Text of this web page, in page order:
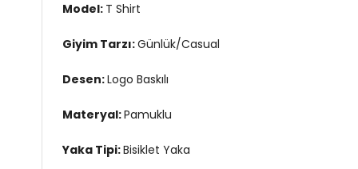
Model: T Shirt
Giyim Tarzı:Günlük/Casual
Desen:Logo Baskılı
Materyal:Pamuklu
Yaka Tipi:Bisiklet Yaka